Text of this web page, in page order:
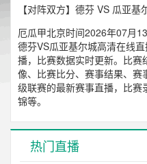
【对阵双方】德芬 VS 瓜亚基
厄瓜甲北京时间2026年07月
德芬VS瓜亚基尔城高清在线
播，比赛数据实时更新。比
像、比赛比分、赛事结果、
级联赛的最新赛事直播，比
锦等。
热门直播